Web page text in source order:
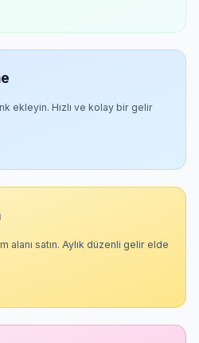
ekleyin. Hızlı ve kolay bir gelir
alanı satın. Aylık düzenli gelir elde